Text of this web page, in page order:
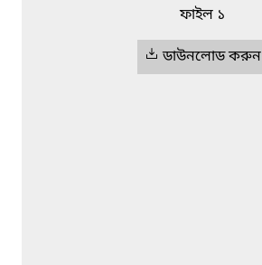
ফাইল ১
ডাউনলোড করুন